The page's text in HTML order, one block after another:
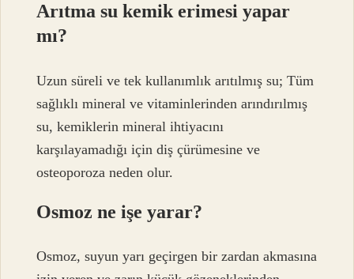
Arıtma su kemik erimesi yapar
mı?
Uzun süreli ve tek kullanımlık arıtılmış su; Tüm
sağlıklı mineral ve vitaminlerinden arındırılmış
su, kemiklerin mineral ihtiyacını
karşılayamadığı için diş çürümesine ve
osteoporoza neden olur.
Osmoz ne işe yarar?
Osmoz, suyun yarı geçirgen bir zardan akmasına